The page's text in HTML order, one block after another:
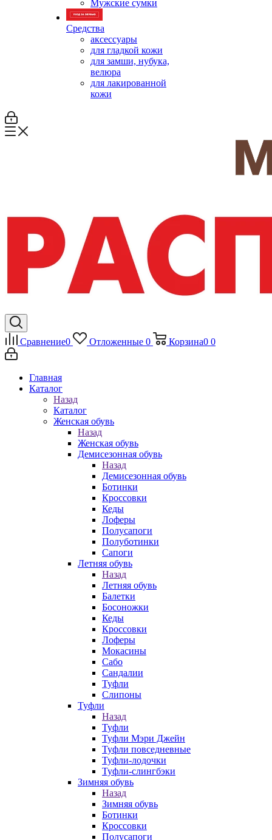
Мужские сумки
Средства
аксессуары
для гладкой кожи
для замши, нубука,
велюра
для лакированной
кожи
Сравнение0 Отложенные 0 Корзина0 0
Главная
Каталог
Назад
Каталог
Женская обувь
Назад
Женская обувь
Демисезонная обувь
Назад
Демисезонная обувь
Ботинки
Кроссовки
Кеды
Лоферы
Полусапоги
Полуботинки
Сапоги
Летняя обувь
Назад
Летняя обувь
Балетки
Босоножки
Кеды
Кроссовки
Лоферы
Мокасины
Сабо
Сандалии
Туфли
Слипоны
Туфли
Назад
Туфли
Туфли Мэри Джейн
Туфли повседневные
Туфли-лодочки
Туфли-слингбэки
Зимняя обувь
Назад
Зимняя обувь
Ботинки
Кроссовки
Полусапоги